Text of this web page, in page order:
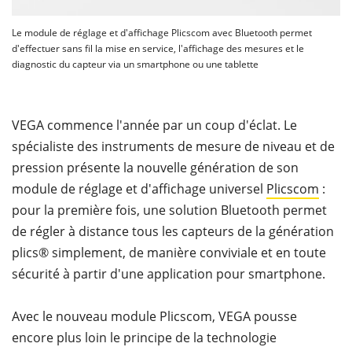
Le module de réglage et d'affichage Plicscom avec Bluetooth permet
d'effectuer sans fil la mise en service, l'affichage des mesures et le
diagnostic du capteur via un smartphone ou une tablette
VEGA commence l'année par un coup d'éclat. Le
spécialiste des instruments de mesure de niveau et de
pression présente la nouvelle génération de son
module de réglage et d'affichage universel Plicscom :
pour la première fois, une solution Bluetooth permet
de régler à distance tous les capteurs de la génération
plics® simplement, de manière conviviale et en toute
sécurité à partir d'une application pour smartphone.
Avec le nouveau module Plicscom, VEGA pousse
encore plus loin le principe de la technologie